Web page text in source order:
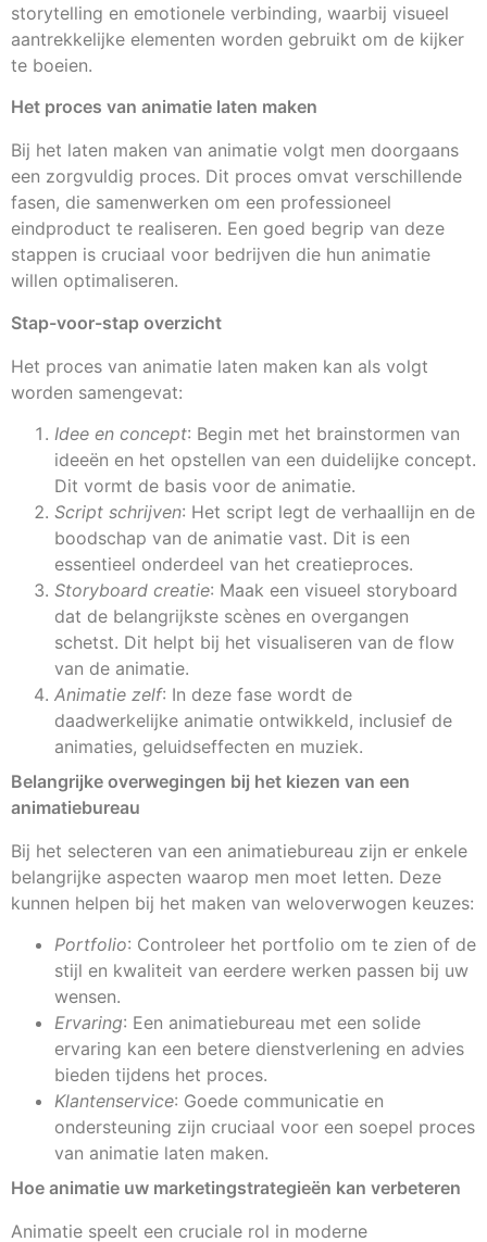
storytelling en emotionele verbinding, waarbij visueel
aantrekkelijke elementen worden gebruikt om de kijker
te boeien.
Het proces van animatie laten maken
Bij het laten maken van animatie volgt men doorgaans
een zorgvuldig proces. Dit proces omvat verschillende
fasen, die samenwerken om een professioneel
eindproduct te realiseren. Een goed begrip van deze
stappen is cruciaal voor bedrijven die hun animatie
willen optimaliseren.
Stap-voor-stap overzicht
Het proces van animatie laten maken kan als volgt
worden samengevat:
Idee en concept: Begin met het brainstormen van
ideeën en het opstellen van een duidelijke concept.
Dit vormt de basis voor de animatie.
Script schrijven: Het script legt de verhaallijn en de
boodschap van de animatie vast. Dit is een
essentieel onderdeel van het creatieproces.
Storyboard creatie: Maak een visueel storyboard
dat de belangrijkste scènes en overgangen
schetst. Dit helpt bij het visualiseren van de flow
van de animatie.
Animatie zelf: In deze fase wordt de
daadwerkelijke animatie ontwikkeld, inclusief de
animaties, geluidseffecten en muziek.
Belangrijke overwegingen bij het kiezen van een
animatiebureau
Bij het selecteren van een animatiebureau zijn er enkele
belangrijke aspecten waarop men moet letten. Deze
kunnen helpen bij het maken van weloverwogen keuzes:
Portfolio: Controleer het portfolio om te zien of de
stijl en kwaliteit van eerdere werken passen bij uw
wensen.
Ervaring: Een animatiebureau met een solide
ervaring kan een betere dienstverlening en advies
bieden tijdens het proces.
Klantenservice: Goede communicatie en
ondersteuning zijn cruciaal voor een soepel proces
van animatie laten maken.
Hoe animatie uw marketingstrategieën kan verbeteren
Animatie speelt een cruciale rol in moderne